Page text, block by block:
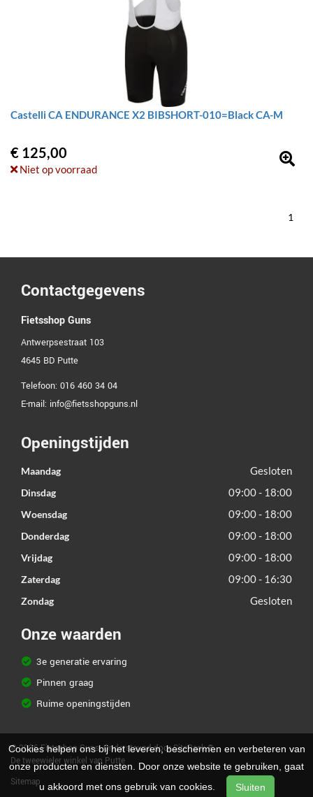
Castelli CA ENDURANCE X2 BIBSHORT-010=Black CA-M
€ 125,00
Niet op voorraad
1
Contactgegevens
Fietsshop Guns
Antwerpsestraat 103
4645 BD Putte
Telefoon: 016 460 34 04
E-mail: info@fietsshopguns.nl
Openingstijden
Maandag Gesloten
Dinsdag 09:00 - 18:00
Woensdag 09:00 - 18:00
Donderdag 09:00 - 18:00
Vrijdag 09:00 - 18:00
Zaterdag 09:00 - 16:30
Zondag Gesloten
Onze waarden
3e generatie ervaring
Pinnen graag
Ruime openingstijden
© 2026 Fietsshop Guns. Ondersteund doorSitePack ®
De tweewieler winkel van Putte
Sitemap
Cookies helpen ons bij het leveren, beschermen en verbeteren van
onze producten en diensten. Door onze website te gebruiken, gaat
u akkoord met ons gebruik van cookies.
Sluiten